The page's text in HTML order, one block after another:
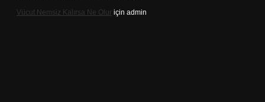
Vücut Nemsiz Kalırsa Ne Olur için admin